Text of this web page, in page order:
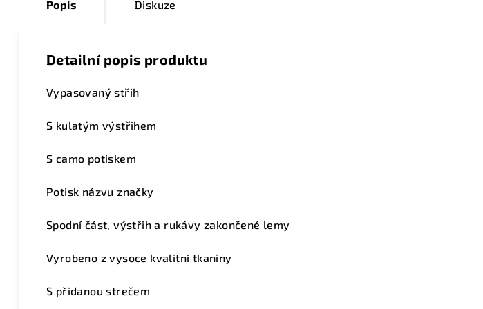
Popis Diskuze
Detailní popis produktu
Vypasovaný střih
S kulatým výstřihem
S camo potiskem
Potisk názvu značky
Spodní část, výstřih a rukávy zakončené lemy
Vyrobeno z vysoce kvalitní tkaniny
S přidanou strečem